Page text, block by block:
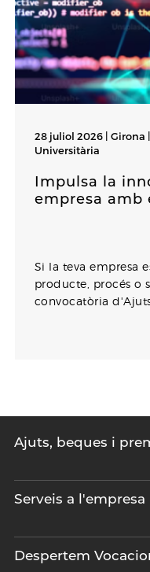
28 juliol 2026 | Girona |
Universitària
Impulsa la
empresa amb
Si la teva empresa
producte, procés o
convocatòria
Ajuts, beques i
Serveis a l'empresa
Despertem